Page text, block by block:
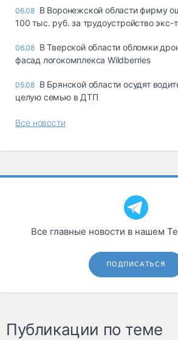
06.08 В Воронежской области фирму
100 тыс. руб. за трудоустройство
06.08 В Тверской области обломки
фасад логокомплекса Wildberries
05.08 В Брянской области осудят
целую семью в ДТП
Все новости
Все главные новости в нашем
ПОДПИСАТЬСЯ
Публикации по теме